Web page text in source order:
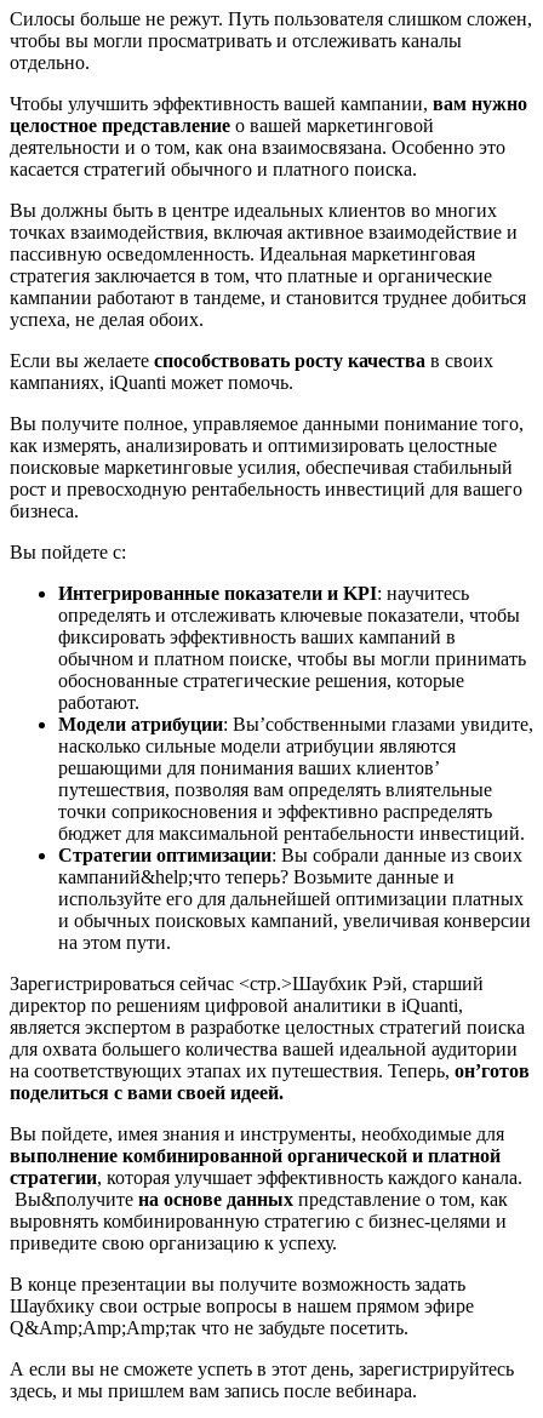
Силосы больше не режут. Путь пользователя слишком сложен,
чтобы вы могли просматривать и отслеживать каналы
отдельно.
Чтобы улучшить эффективность вашей кампании, вам нужно
целостное представление о вашей маркетинговой
деятельности и о том, как она взаимосвязана. Особенно это
касается стратегий обычного и платного поиска.
Вы должны быть в центре идеальных клиентов во многих
точках взаимодействия, включая активное взаимодействие и
пассивную осведомленность. Идеальная маркетинговая
стратегия заключается в том, что платные и органические
кампании работают в тандеме, и становится труднее добиться
успеха, не делая обоих.
Если вы желаете способствовать росту качества в своих
кампаниях, iQuanti может помочь.
Вы получите полное, управляемое данными понимание того,
как измерять, анализировать и оптимизировать целостные
поисковые маркетинговые усилия, обеспечивая стабильный
рост и превосходную рентабельность инвестиций для вашего
бизнеса.
Вы пойдете с:
Интегрированные показатели и KPI: научитесь
определять и отслеживать ключевые показатели, чтобы
фиксировать эффективность ваших кампаний в
обычном и платном поиске, чтобы вы могли принимать
обоснованные стратегические решения, которые
работают.
Модели атрибуции: Вы’собственными глазами увидите,
насколько сильные модели атрибуции являются
решающими для понимания ваших клиентов’
путешествия, позволяя вам определять влиятельные
точки соприкосновения и эффективно распределять
бюджет для максимальной рентабельности инвестиций.
Стратегии оптимизации: Вы собрали данные из своих
кампаний&help;что теперь? Возьмите данные и
используйте его для дальнейшей оптимизации платных
и обычных поисковых кампаний, увеличивая конверсии
на этом пути.
Зарегистрироваться сейчас <стр.>Шаубхик Рэй, старший
директор по решениям цифровой аналитики в iQuanti,
является экспертом в разработке целостных стратегий поиска
для охвата большего количества вашей идеальной аудитории
на соответствующих этапах их путешествия. Теперь, он’готов
поделиться с вами своей идеей.
Вы пойдете, имея знания и инструменты, необходимые для
выполнение комбинированной органической и платной
стратегии, которая улучшает эффективность каждого канала.
Вы&получите на основе данных представление о том, как
выровнять комбинированную стратегию с бизнес-целями и
приведите свою организацию к успеху.
В конце презентации вы получите возможность задать
Шаубхику свои острые вопросы в нашем прямом эфире
Q&Amp;Amp;Amp;так что не забудьте посетить.
А если вы не сможете успеть в этот день, зарегистрируйтесь
здесь, и мы пришлем вам запись после вебинара.